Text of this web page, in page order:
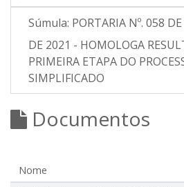
Súmula: PORTARIA Nº. 058
DE 2021 - HOMOLOGA
PRIMEIRA ETAPA DO
SIMPLIFICADO
Documentos
Nome